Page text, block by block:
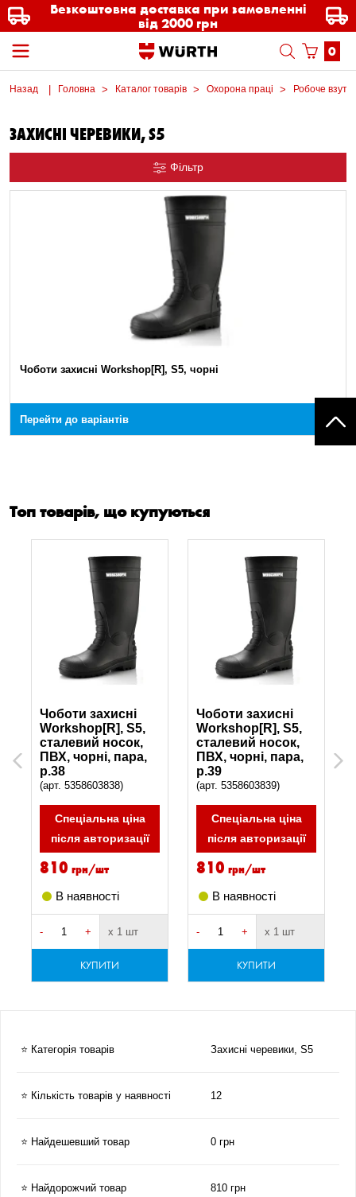
Безкоштовна доставка при замовленні
від 2000 грн
0
Назад Головна Каталог товарів Охорона праці Робоче
ЗАХИСНІ ЧЕРЕВИКИ, S5
Фільтр
Чоботи захисні Workshop[R], S5, чорні
Перейти до варіантів
Топ товарів, що купуються
Previous
Чоботи захисні
Workshop[R], S5,
сталевий носок,
ПВХ, чорні, пара,
р.38
(арт. 5358603838)
Спеціальна ціна
після авторизації
810 грн/шт
В наявності
- + х 1 шт
КУПИТИ
Чоботи захисні
Workshop[R], S5,
сталевий носок,
ПВХ, чорні, пара,
р.39
(арт. 5358603839)
Спеціальна ціна
після авторизації
810 грн/шт
В наявності
- + х 1 шт
КУПИТИ
Next
⭐ Категорія товарів Захисні черевики, S5
⭐ Кількість товарів у наявності 12
⭐ Найдешевший товар 0 грн
⭐ Найдорожчий товар 810 грн